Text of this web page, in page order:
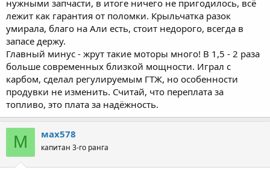
нужными запчасти, в итоге ничего не пригодилось, всё
лежит как гарантия от поломки. Крыльчатка разок
умирала, благо на Али есть, стоит недорого, всегда в
запасе держу.
Главный минус - жрут такие моторы много! В 1,5 - 2 раза
больше современных близкой мощности. Играл с
карбом, сделал регулируемым ГТЖ, но особенности
продувки не изменить. Считай, что переплата за
топливо, это плата за надёжность.
М мах578
капитан 3-го ранга